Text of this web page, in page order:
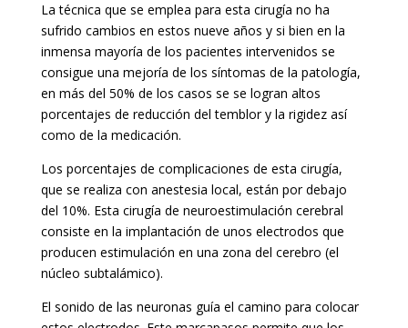
La técnica que se emplea para esta cirugía no ha
sufrido cambios en estos nueve años y si bien en la
inmensa mayoría de los pacientes intervenidos se
consigue una mejoría de los síntomas de la patología,
en más del 50% de los casos se se logran altos
porcentajes de reducción del temblor y la rigidez así
como de la medicación.
Los porcentajes de complicaciones de esta cirugía,
que se realiza con anestesia local, están por debajo
del 10%. Esta cirugía de neuroestimulación cerebral
consiste en la implantación de unos electrodos que
producen estimulación en una zona del cerebro (el
núcleo subtalámico).
El sonido de las neuronas guía el camino para colocar